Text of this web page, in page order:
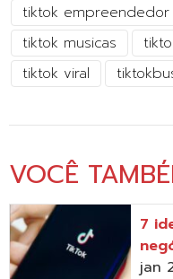
tiktok empreendedor
tiktok musicas
tiktok viral
VOCÊ
7
jan